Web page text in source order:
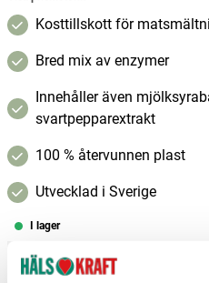
Kosttillskott för
Bred mix av enzymer
Innehåller även
svartpepparextrakt
100 % återvunnen plast
Utvecklad i Sverige
I lager
– +